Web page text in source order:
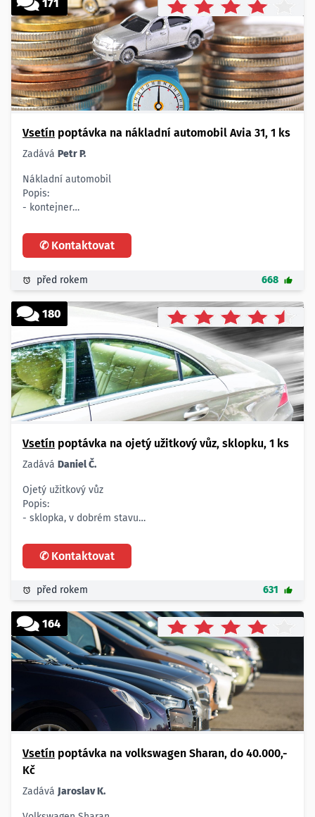
171
Vsetín poptávka na nákladní automobil Avia 31, 1 ks
Zadává Petr P.
Nákladní automobil
Popis:
- kontejner
- Avia 31
Typ (diesel,benzin):
Max. cena:
- 130.000,- Kč
Typ financování (hotově,leasing):
- hotovost
Platnost poptávky:
- jeden týden
✆ Kontaktovat
před rokem 668
180
Vsetín poptávka na ojetý užitkový vůz, sklopku, 1 ks
Zadává Daniel Č.
Ojetý užitkový vůz
Popis:
- sklopka, v dobrém stavu
- do 60.000,- Kč
Počet:✆ Kontaktovat
před rokem 631
164
Vsetín poptávka na volkswagen Sharan, do 40.000,-
Kč
Zadává Jaroslav K.